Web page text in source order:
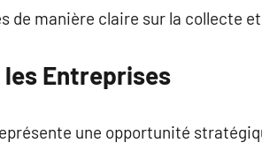
manière claire sur la collecte
les Entreprises
une opportunité